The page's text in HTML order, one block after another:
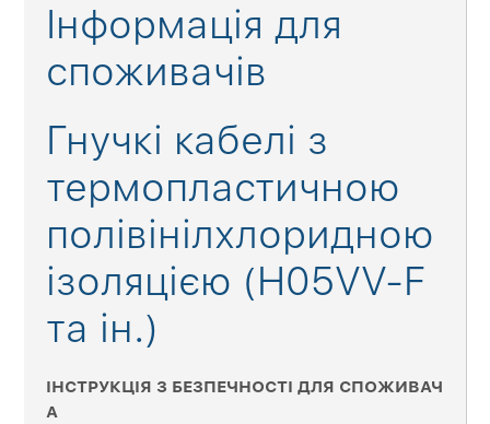
Інформація для
споживачів
Гнучкі кабелі з
термопластичною
полівінілхлоридною
ізоляцією (H05VV-F
та ін.)
ІНСТРУКЦІЯ З БЕЗПЕЧНОСТІ ДЛЯ СПОЖИВАЧ
А